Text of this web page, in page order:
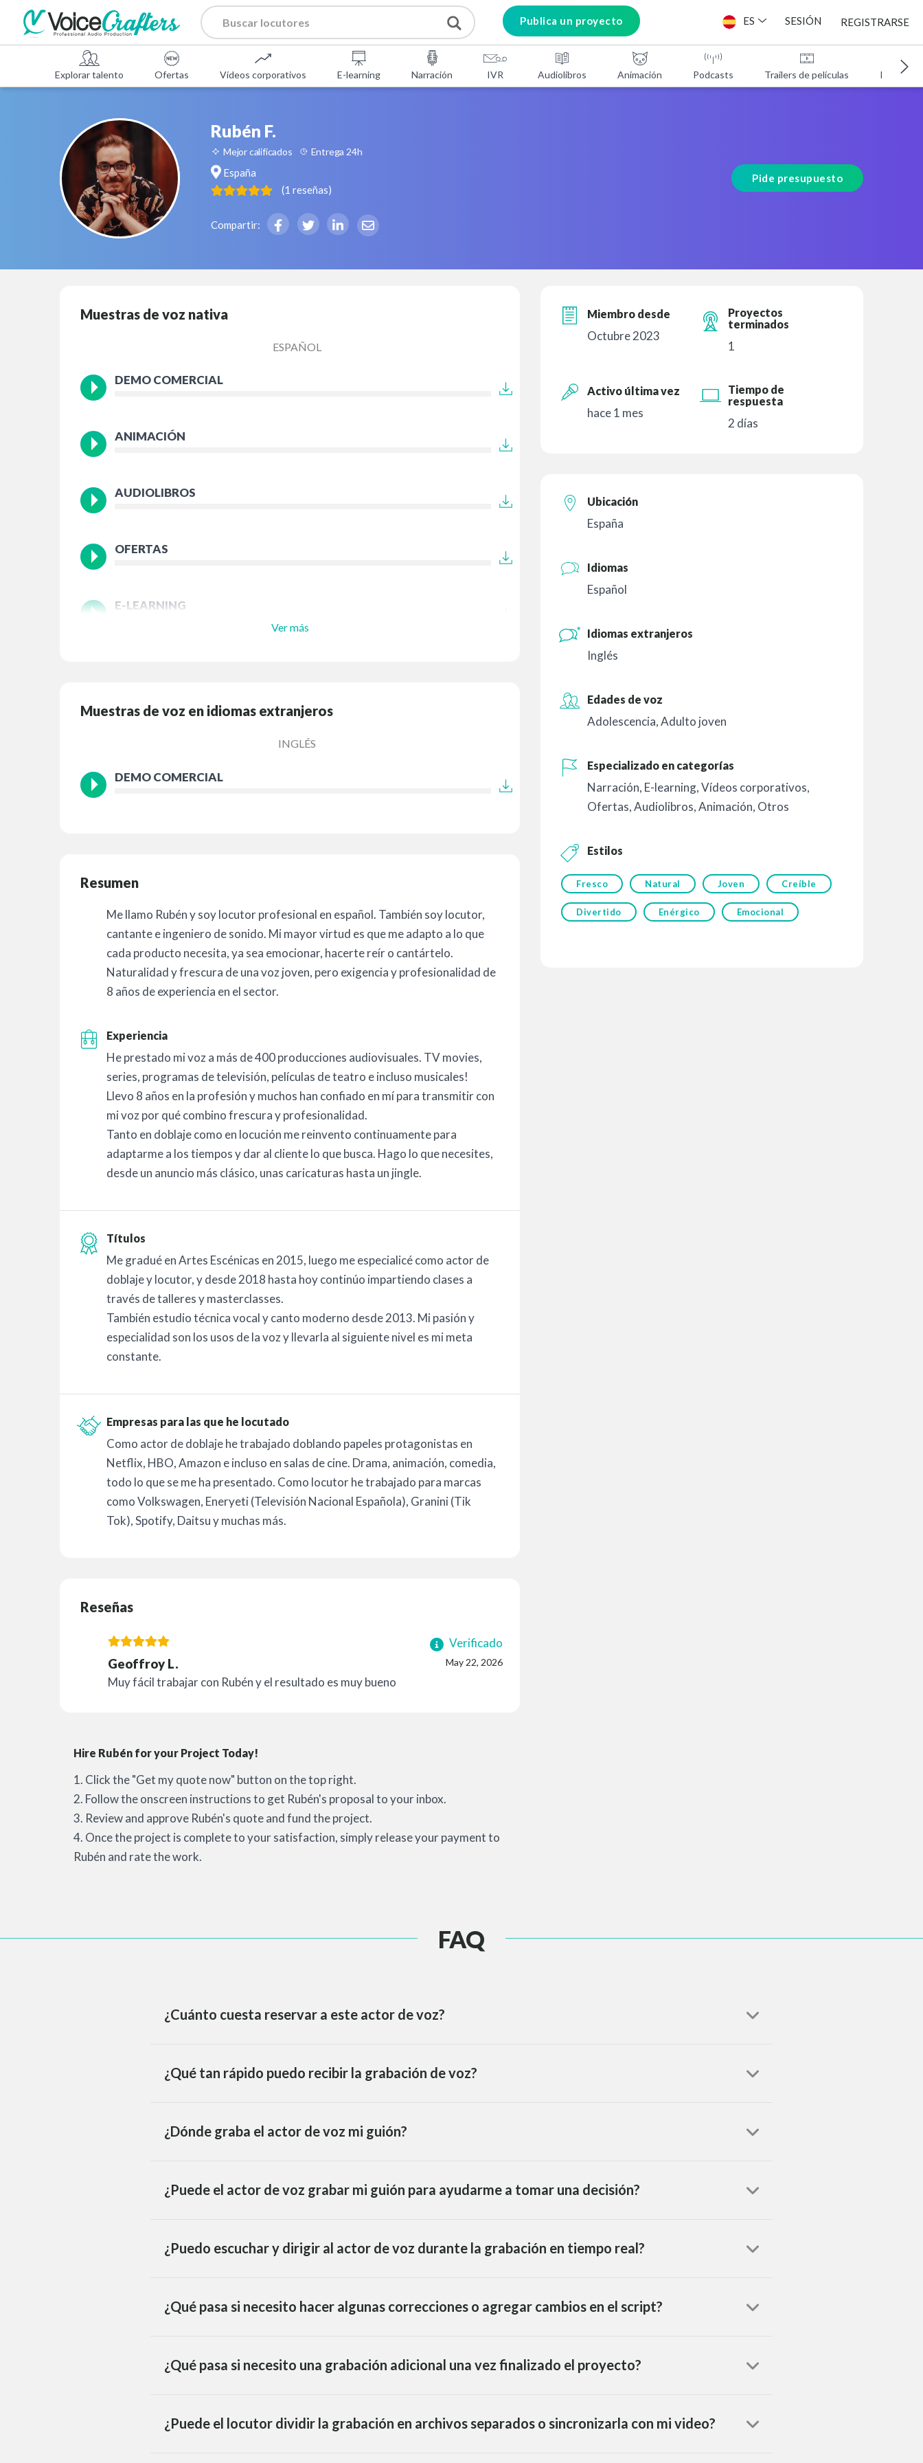
Publica un proyecto ES SESIÓN REGISTRARSE
Explorar talento Ofertas Vídeos corporativos E-learning Narración IVR Audiolibros Animación Podcasts Trailers de películas
Rubén F.
Mejor calificados Entrega 24h
España
(1 reseñas)
Compartir:
Pide presupuesto
Muestras de voz nativa
ESPAÑOL
DEMO COMERCIAL
ANIMACIÓN
AUDIOLIBROS
OFERTAS
E-LEARNING
Ver más
Muestras de voz en idiomas extranjeros
INGLÉS
DEMO COMERCIAL
Resumen
Me llamo Rubén y soy locutor profesional en español. También soy locutor,
cantante e ingeniero de sonido. Mi mayor virtud es que me adapto a lo que
cada producto necesita, ya sea emocionar, hacerte reír o cantártelo.
Naturalidad y frescura de una voz joven, pero exigencia y profesionalidad de
8 años de experiencia en el sector.
Experiencia
He prestado mi voz a más de 400 producciones audiovisuales. TV movies,
series, programas de televisión, películas de teatro e incluso musicales!
Llevo 8 años en la profesión y muchos han confiado en mí para transmitir con
mi voz por qué combino frescura y profesionalidad.
Tanto en doblaje como en locución me reinvento continuamente para
adaptarme a los tiempos y dar al cliente lo que busca. Hago lo que necesites,
desde un anuncio más clásico, unas caricaturas hasta un jingle.
Títulos
Me gradué en Artes Escénicas en 2015, luego me especialicé como actor de
doblaje y locutor, y desde 2018 hasta hoy continúo impartiendo clases a
través de talleres y masterclasses.
También estudio técnica vocal y canto moderno desde 2013. Mi pasión y
especialidad son los usos de la voz y llevarla al siguiente nivel es mi meta
constante.
Empresas para las que he locutado
Como actor de doblaje he trabajado doblando papeles protagonistas en
Netflix, HBO, Amazon e incluso en salas de cine. Drama, animación, comedia,
todo lo que se me ha presentado. Como locutor he trabajado para marcas
como Volkswagen, Eneryeti (Televisión Nacional Española), Granini (Tik
Tok), Spotify, Daitsu y muchas más.
Reseñas
Verificado
May 22, 2026
Geoffroy L.
Muy fácil trabajar con Rubén y el resultado es muy bueno
Hire Rubén for your Project Today!
1. Click the "Get my quote now" button on the top right.
2. Follow the onscreen instructions to get Rubén's proposal to your inbox.
3. Review and approve Rubén's quote and fund the project.
4. Once the project is complete to your satisfaction, simply release your payment to
Rubén and rate the work.
Miembro desde
Octubre 2023
Proyectos
terminados
1
Activo última vez
hace 1 mes
Tiempo de
respuesta
2 días
Ubicación
España
Idiomas
Español
Idiomas extranjeros
Inglés
Edades de voz
Adolescencia,Adulto joven
Especializado en categorías
Narración, E-learning,Vídeos corporativos,
Ofertas,Audiolibros,Animación, Otros
Estilos
Fresco Natural Joven Creíble
Divertido Enérgico Emocional
FAQ
¿Cuánto cuesta reservar a este actor de voz?
¿Qué tan rápido puedo recibir la grabación de voz?
¿Dónde graba el actor de voz mi guión?
¿Puede el actor de voz grabar mi guión para ayudarme a tomar una decisión?
¿Puedo escuchar y dirigir al actor de voz durante la grabación en tiempo real?
¿Qué pasa si necesito hacer algunas correcciones o agregar cambios en el script?
¿Qué pasa si necesito una grabación adicional una vez finalizado el proyecto?
¿Puede el locutor dividir la grabación en archivos separados o sincronizarla con mi video?